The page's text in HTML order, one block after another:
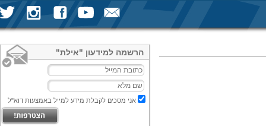
הרשמה למידעון "אילת"
אני מסכים לקבלת מידע למייל באמצעות דוא"ל